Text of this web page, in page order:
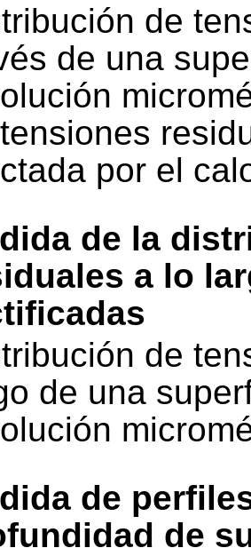
de
de una
por el
de la
a lo
de
de una
de
de